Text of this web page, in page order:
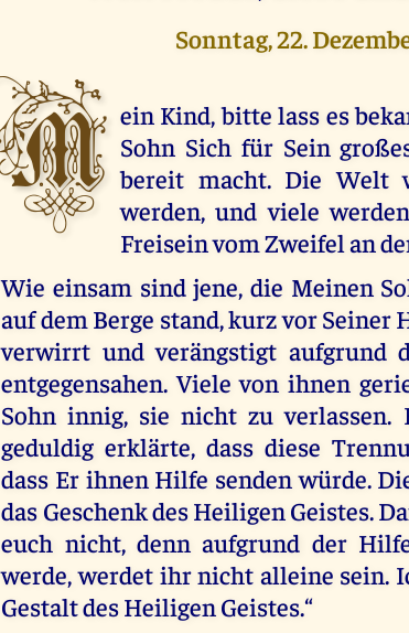
Sonntag, 22.
M ein Kind, bitte lass es
Sohn Sich für Sein
bereit macht. Die Welt
werden, und viele
Freisein vom Zweifel an
Wie einsam sind jene, die Meinen
auf dem Berge stand, kurz vor
verwirrt und verängstigt aufgrund
entgegensahen. Viele von ihnen
Sohn innig, sie nicht zu
geduldig erklärte, dass diese
dass Er ihnen Hilfe senden würde.
das Geschenk des Heiligen Geistes.
euch nicht, denn aufgrund der
werde, werdet ihr nicht alleine sein.
Gestalt des Heiligen Geistes.“